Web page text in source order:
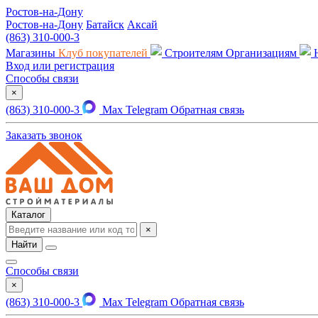
Ростов-на-Дону
Ростов-на-Дону Батайск Аксай
(863) 310-000-3
Магазины Клуб покупателей Строителям Организациям
Вход или регистрация
Способы связи
×
(863) 310-000-3 Max Telegram Обратная связь
Заказать звонок
Каталог
×
Найти
Способы связи
×
(863) 310-000-3 Max Telegram Обратная связь